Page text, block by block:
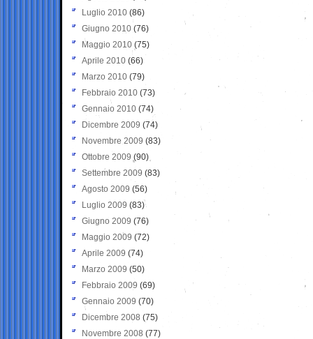
Luglio 2010 (86)
Giugno 2010 (76)
Maggio 2010 (75)
Aprile 2010 (66)
Marzo 2010 (79)
Febbraio 2010 (73)
Gennaio 2010 (74)
Dicembre 2009 (74)
Novembre 2009 (83)
Ottobre 2009 (90)
Settembre 2009 (83)
Agosto 2009 (56)
Luglio 2009 (83)
Giugno 2009 (76)
Maggio 2009 (72)
Aprile 2009 (74)
Marzo 2009 (50)
Febbraio 2009 (69)
Gennaio 2009 (70)
Dicembre 2008 (75)
Novembre 2008 (77)